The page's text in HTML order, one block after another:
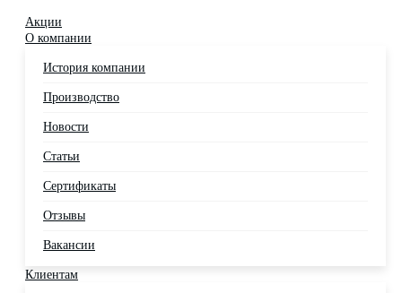
Акции
О компании
История компании
Производство
Новости
Статьи
Сертификаты
Отзывы
Вакансии
Клиентам